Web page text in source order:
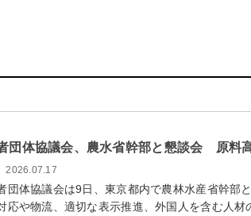
団体協議会、農水省幹部と懇談会 原料
2026.07.17
体協議会は9日、東京都内で農林水産省幹部
応や物流、適切な表示推進、外国人を含む人材